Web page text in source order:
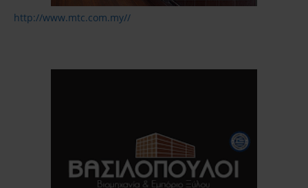
http://www.mtc.com.my//